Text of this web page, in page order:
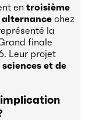
en troisième
alternance chez
la
finale
Leur projet
et de
implication